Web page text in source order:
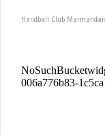
Handball Club